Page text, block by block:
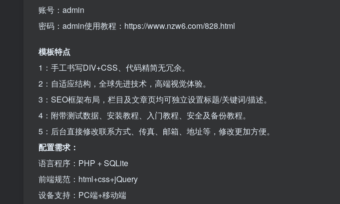
账号：admin
密码：admin使用教程：https://www.nzw6.com/828.html
模板特点
1：手工书写DIV+CSS、代码精简无冗余。
2：自适应结构，全球先进技术，高端视觉体验。
3：SEO框架布局，栏目及文章页均可独立设置标题/关键词/描述。
4：附带测试数据、安装教程、入门教程、安全及备份教程。
5：后台直接修改联系方式、传真、邮箱、地址等，修改更加方便。
配置需求：
语言程序：PHP + SQLite
前端规范：html+css+jQuery
设备支持：PC端+移动端